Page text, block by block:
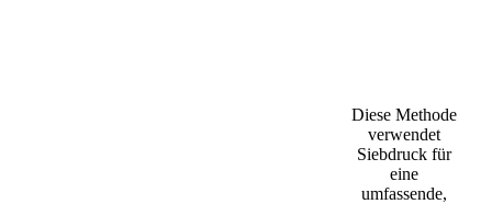
Diese Methode
verwendet
Siebdruck für
eine
umfassende,